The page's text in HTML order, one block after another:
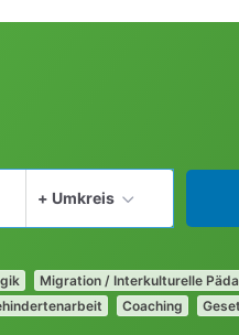
+ Umkreis
aktuellen
Migration / Interkulturelle
Coaching